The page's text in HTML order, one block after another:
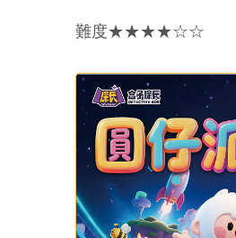
難度★★★★☆☆